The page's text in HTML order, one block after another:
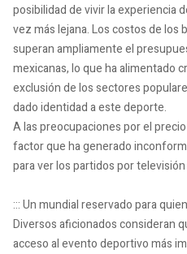
posibilidad de vivir la experiencia
vez más lejana. Los costos de
superan ampliamente el
mexicanas, lo que ha alimentado
exclusión de los sectores
dado identidad a este deporte.
A las preocupaciones por el
factor que ha generado
para ver los partidos por
::: Un mundial reservado para
Diversos aficionados consideran
acceso al evento deportivo más